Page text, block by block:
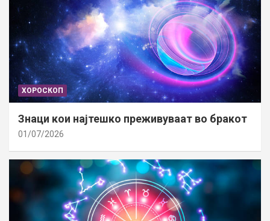
ХОРОСКОП
Знаци кои најтешко преживуваат во бракот
01/07/2026